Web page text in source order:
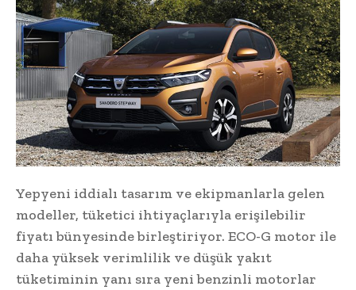
Yepyeni iddialı tasarım ve ekipmanlarla gelen
modeller, tüketici ihtiyaçlarıyla erişilebilir
fiyatı bünyesinde birleştiriyor. ECO-G motor ile
daha yüksek verimlilik ve düşük yakıt
tüketiminin yanı sıra yeni benzinli motorlar